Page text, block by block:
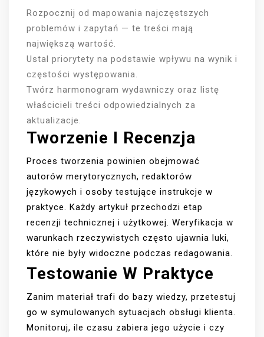
Rozpocznij od mapowania najczęstszych
problemów i zapytań — te treści mają
największą wartość.
Ustal priorytety na podstawie wpływu na wynik i
częstości występowania.
Twórz harmonogram wydawniczy oraz listę
właścicieli treści odpowiedzialnych za
aktualizacje.
Tworzenie I Recenzja
Proces tworzenia powinien obejmować
autorów merytorycznych, redaktorów
językowych i osoby testujące instrukcje w
praktyce. Każdy artykuł przechodzi etap
recenzji technicznej i użytkowej. Weryfikacja w
warunkach rzeczywistych często ujawnia luki,
które nie były widoczne podczas redagowania.
Testowanie W Praktyce
Zanim materiał trafi do bazy wiedzy, przetestuj
go w symulowanych sytuacjach obsługi klienta.
Monitoruj, ile czasu zabiera jego użycie i czy